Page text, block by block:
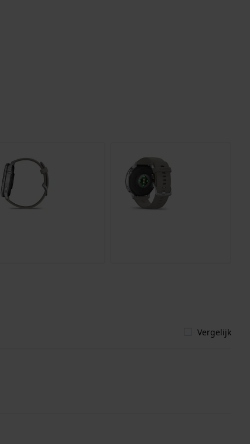
Vergelijk